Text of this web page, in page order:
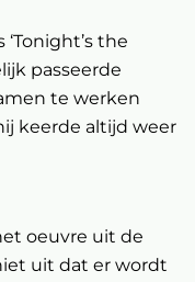
the
passeerde
te werken
keerde altijd weer
oeuvre uit de
uit dat er wordt